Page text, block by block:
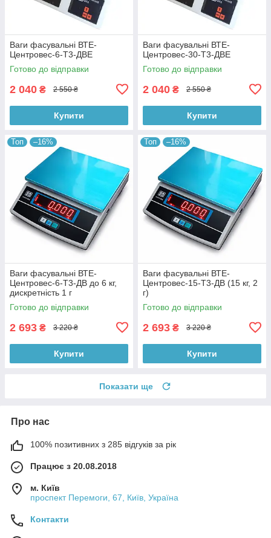
Ваги фасувальні ВТЕ-
Центровес-6-Т3-ДВЕ
Готово до відправки
2 040 ₴ 2 550 ₴
Купити
Ваги фасувальні ВТЕ-
Центровес-30-Т3-ДВЕ
Готово до відправки
2 040 ₴ 2 550 ₴
Купити
Топ –16%
Ваги фасувальні ВТЕ-
Центровес-6-Т3-ДВ до 6 кг,
дискретність 1 г
Готово до відправки
2 693 ₴ 3 220 ₴
Купити
Топ –16%
Ваги фасувальні ВТЕ-
Центровес-15-Т3-ДВ (15 кг, 2
г)
Готово до відправки
2 693 ₴ 3 220 ₴
Купити
Показати ще
Про нас
100% позитивних з 285 відгуків за рік
Працює з 20.08.2018
м. Київ
проспект Перемоги, 67, Київ, Україна
Контакти